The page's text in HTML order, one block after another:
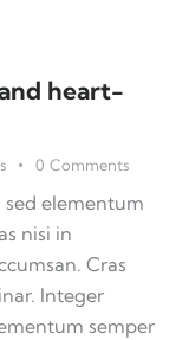
heart-
0 Comments
sed elementum
nisi in
Cras
Integer
semper